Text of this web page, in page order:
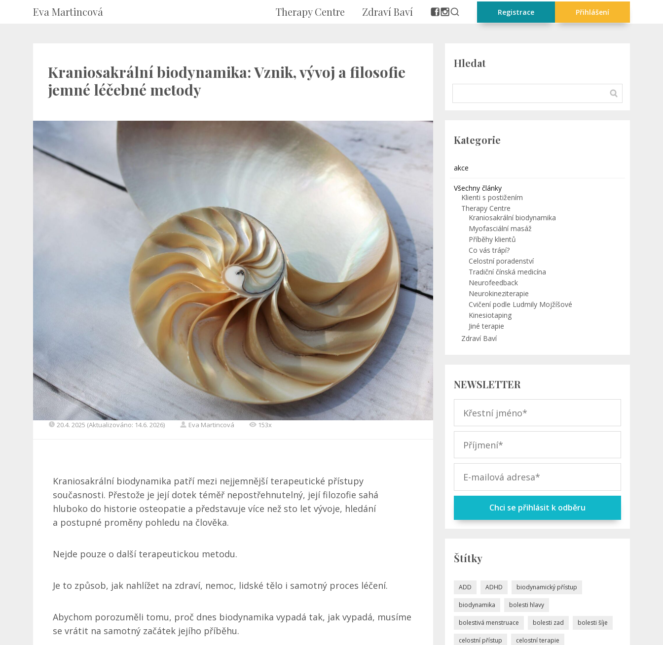
Eva Martincová Therapy Centre Zdraví Baví Registrace Přihlášení
Kraniosakrální biodynamika: Vznik, vývoj a filosofie
jemné léčebné metody
20.4. 2025 (Aktualizováno: 14.6. 2026) Eva Martincová 153x
Kraniosakrální biodynamika patří mezi nejjemnější terapeutické přístupy
současnosti. Přestože je její dotek téměř nepostřehnutelný, její filozofie sahá
hluboko do historie osteopatie a představuje více než sto let vývoje, hledání
a postupné proměny pohledu na člověka.
Nejde pouze o další terapeutickou metodu.
Je to způsob, jak nahlížet na zdraví, nemoc, lidské tělo i samotný proces léčení.
Abychom porozuměli tomu, proč dnes biodynamika vypadá tak, jak vypadá, musíme
se vrátit na samotný začátek jejího příběhu.
Hledat
Kategorie
akce
Všechny články
Klienti s postižením
Therapy Centre
Kraniosakrální biodynamika
Myofasciální masáž
Příběhy klientů
Co vás trápí?
Celostní poradenství
Tradiční čínská medicína
Neurofeedback
Neurokineziterapie
Cvičení podle Ludmily Mojžíšové
Kinesiotaping
Jiné terapie
Zdraví Baví
NEWSLETTER
Chci se přihlásit k odběru
Štítky
ADD ADHD biodynamický přístup
biodynamika bolesti hlavy
bolestivá menstruace bolesti zad bolesti šíje
celostní přístup celostní terapie